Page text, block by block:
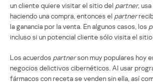
un cliente quiere visitar el sitio del partner,
haciendo una compra, entonces el partner
la ganancia por la venta. En algunos casos, los
incluso si un potencial cliente sólo visita el
Los acuerdos partnerson muy populares hoy
negocios delictivos cibernéticos. Al usar
fármacos con receta se venden sin ella, así